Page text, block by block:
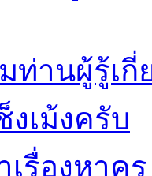
ท่านผู้รู้เกี่
งเม้งครับ
รื่องหาครู